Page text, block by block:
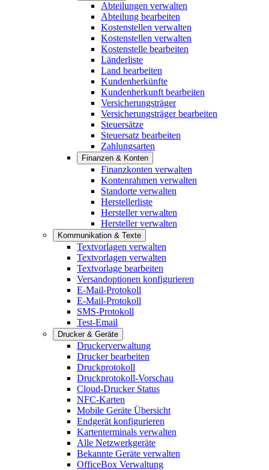
Abteilungen verwalten
Abteilung bearbeiten
Kostenstellen verwalten
Kostenstellen verwalten
Kostenstelle bearbeiten
Länderliste
Land bearbeiten
Kundenherkünfte
Kundenherkunft bearbeiten
Versicherungsträger
Versicherungsträger bearbeiten
Steuersätze
Steuersatz bearbeiten
Zahlungsarten
Finanzen & Konten
Finanzkonten verwalten
Kontenrahmen verwalten
Standorte verwalten
Herstellerliste
Hersteller verwalten
Hersteller verwalten
Kommunikation & Texte
Textvorlagen verwalten
Textvorlagen verwalten
Textvorlage bearbeiten
Versandoptionen konfigurieren
E-Mail-Protokoll
E-Mail-Protokoll
SMS-Protokoll
Test-Email
Drucker & Geräte
Druckerverwaltung
Drucker bearbeiten
Druckprotokoll
Druckprotokoll-Vorschau
Cloud-Drucker Status
NFC-Karten
Mobile Geräte Übersicht
Endgerät konfigurieren
Kartenterminals verwalten
Alle Netzwerkgeräte
Bekannte Geräte verwalten
OfficeBox Verwaltung